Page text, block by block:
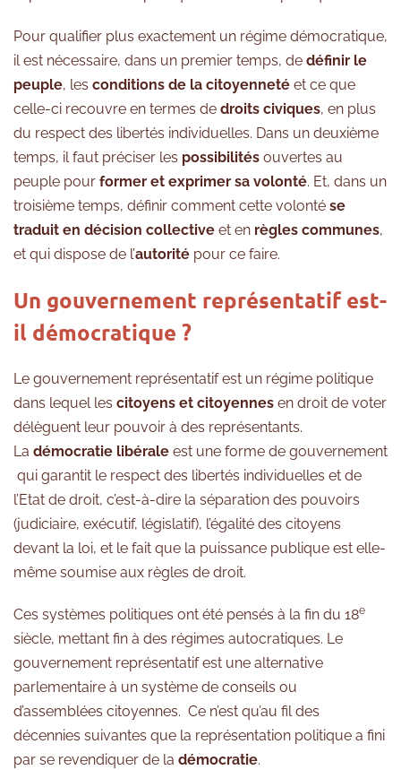
Pour qualifier plus exactement un régime démocratique,
il est nécessaire, dans un premier temps, de définir le
peuple, les conditions de la citoyenneté et ce que
celle-ci recouvre en termes de droits civiques, en plus
du respect des libertés individuelles. Dans un deuxième
temps, il faut préciser les possibilités ouvertes au
peuple pour former et exprimer sa volonté. Et, dans un
troisième temps, définir comment cette volonté se
traduit en décision collective et en règles communes,
et qui dispose de l’autorité pour ce faire.
Un gouvernement représentatif est-
il démocratique ?
Le gouvernement représentatif est un régime politique
dans lequel les citoyens et citoyennes en droit de voter
délèguent leur pouvoir à des représentants.
La démocratie libérale est une forme de gouvernement
qui garantit le respect des libertés individuelles et de
l’Etat de droit, c’est-à-dire la séparation des pouvoirs
(judiciaire, exécutif, législatif), l’égalité des citoyens
devant la loi, et le fait que la puissance publique est elle-
même soumise aux règles de droit.
Ces systèmes politiques ont été pensés à la fin du 18e
siècle, mettant fin à des régimes autocratiques. Le
gouvernement représentatif est une alternative
parlementaire à un système de conseils ou
d’assemblées citoyennes. Ce n’est qu’au fil des
décennies suivantes que la représentation politique a fini
par se revendiquer de la démocratie.